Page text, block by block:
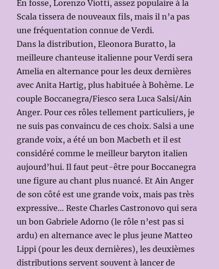
En fosse, Lorenzo Viotti, assez populaire à la
Scala tissera de nouveaux fils, mais il n’a pas
une fréquentation connue de Verdi.
Dans la distribution, Eleonora Buratto, la
meilleure chanteuse italienne pour Verdi sera
Amelia en alternance pour les deux dernières
avec Anita Hartig, plus habituée à Bohème. Le
couple Boccanegra/Fiesco sera Luca Salsi/Ain
Anger. Pour ces rôles tellement particuliers, je
ne suis pas convaincu de ces choix. Salsi a une
grande voix, a été un bon Macbeth et il est
considéré comme le meilleur baryton italien
aujourd’hui. Il faut peut-être pour Boccanegra
une figure au chant plus nuancé. Et Ain Anger
de son côté est une grande voix, mais pas très
expressive… Reste Charles Castronovo qui sera
un bon Gabriele Adorno (le rôle n’est pas si
ardu) en alternance avec le plus jeune Matteo
Lippi (pour les deux dernières), les deuxièmes
distributions servent souvent à lancer de